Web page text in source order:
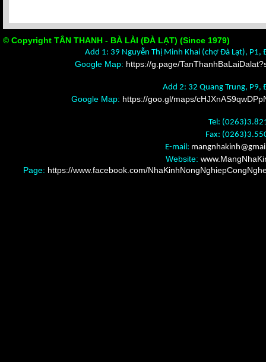
© Copyright TÂN THANH - BÀ LÀI (ĐÀ LẠT) (Since 1979)
Add 1: 39 Nguyễn Thị Minh Khai (chợ Đà Lạt), P1,
Google Map: https://g.page/
Add 2: 32 Quang Trung, P9,
Google Map: https://goo.gl/maps/
Tel:
Fax:
E-mail: mangnhakinh
Website:
Page: https://www.facebook.com/